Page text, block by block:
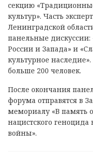
секцию
культур». Часть
Ленинградской
панельные
России и Запада» и
культурное
больше 200 человек.
После окончания
форума отправятся в
мемориалу «В память
нацистского
войны».